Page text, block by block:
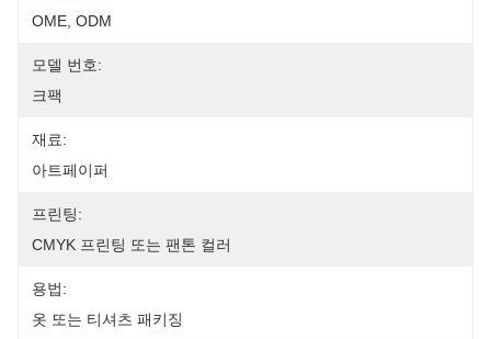
OME, ODM
모델 번호:
크팩
재료:
아트페이퍼
프린팅:
CMYK 프린팅 또는 팬톤 컬러
용법:
옷 또는 티셔츠 패키징